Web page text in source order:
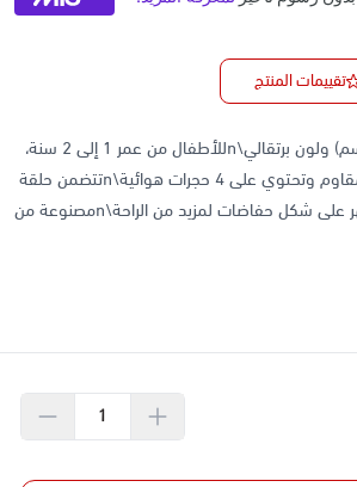
تقييمات المنتج
عوامة أطفال قابلة للنفخ من إنتكس بشكل دائري (قطر 76 سم) ولون برتقالي\nللأطفال من عمر 1 إلى 2 سنة،
تتحمل وزن أقصى 15 كجم\nالعوامة مصنوعة من الفينيل المقاوم وتحتوي على 4 حجرات هوائية\nتتضمن حلقة
دائرية كبيرة لمزيد من الثبات في الماء ولها مقعد ومسند ظهر على شكل حفاضات لمزيد من الراحة\nمصنوعة من